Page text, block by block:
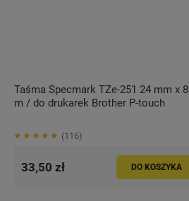
Taśma Specmark TZe-251 24 mm x 8
m / do drukarek Brother P-touch
116
33,50 zł DO KOSZYKA